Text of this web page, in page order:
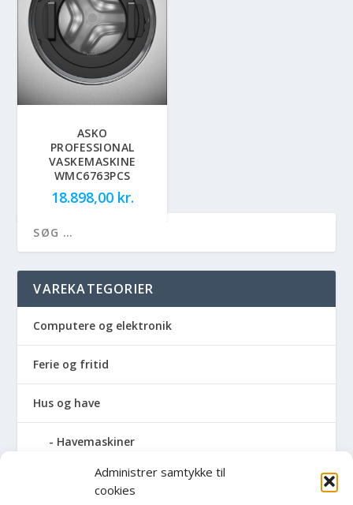
Administrer samtykke til
cookies
ASKO
PROFESSIONAL
VASKEMASKINE
WMC6763PCS
18.898,00 kr.
VAREKATEGORIER
Computere og elektronik
Ferie og fritid
Hus og have
Havemaskiner
Hvidevarer